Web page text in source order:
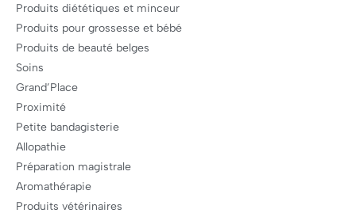
Produits diététiques et minceur
Produits pour grossesse et bébé
Produits de beauté belges
Soins
Grand’Place
Proximité
Petite bandagisterie
Allopathie
Préparation magistrale
Aromathérapie
Produits vétérinaires